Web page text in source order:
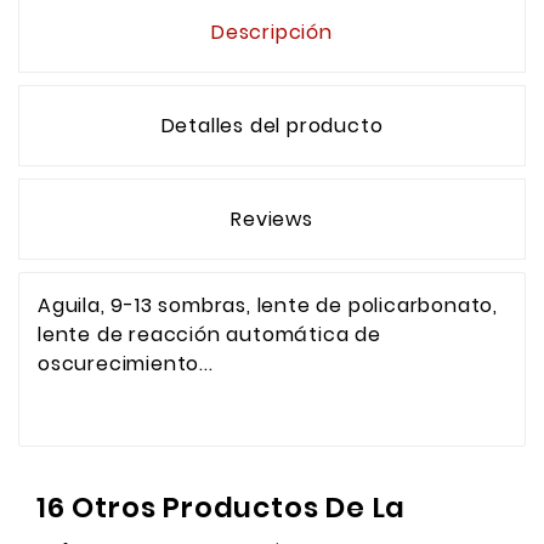
Descripción
Detalles del producto
Reviews
Aguila, 9-13 sombras, lente de policarbonato,
lente de reacción automática de
oscurecimiento...
16 Otros Productos De La